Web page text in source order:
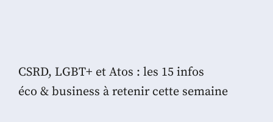
CSRD, LGBT+ et Atos : les 15 infos
éco & business à retenir cette semaine